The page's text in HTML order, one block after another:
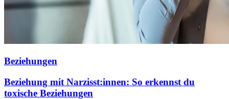
Beziehungen
Beziehung mit Narzisst:innen: So erkennst du
toxische Beziehungen